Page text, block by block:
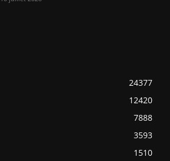
24377
12420
7888
3593
1510